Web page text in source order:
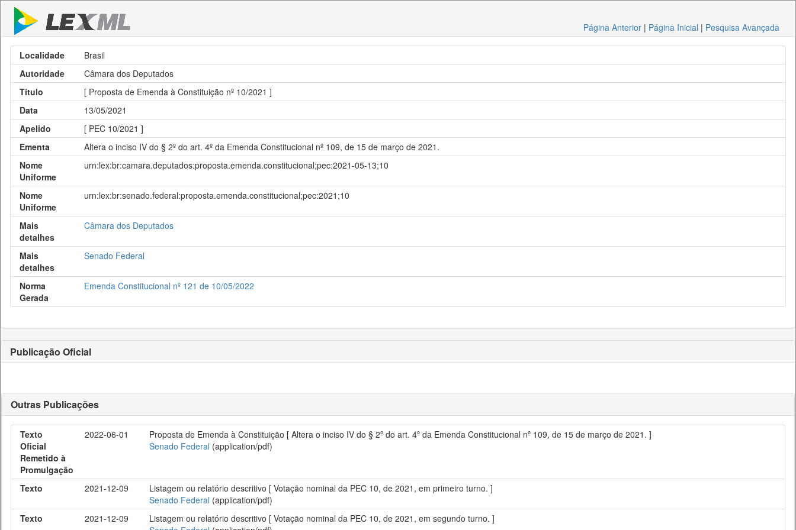
Página Anterior | Página Inicial | Pesquisa Avançada
Localidade
Brasil
Autoridade
Câmara dos Deputados
Título
[ Proposta de Emenda à Constituição nº 10/2021 ]
Data
13/05/2021
Apelido
[ PEC 10/2021 ]
Ementa
Altera o inciso IV do § 2º do art. 4º da Emenda Constitucional nº 109, de 15 de março de 2021.
Nome
Uniforme
urn:lex:br:camara.deputados:proposta.emenda.constitucional;pec:2021-05-13;10
Nome
Uniforme
urn:lex:br:senado.federal:proposta.emenda.constitucional;pec:2021;10
Mais
detalhes
Câmara dos Deputados
Mais
detalhes
Senado Federal
Norma
Gerada
Emenda Constitucional nº 121 de 10/05/2022
Publicação Oficial
Outras Publicações
Texto
Oficial
Remetido à
Promulgação
2022-06-01
Proposta de Emenda à Constituição [ Altera o inciso IV do § 2º do art. 4º da Emenda Constitucional nº 109, de 15 de março de 2021. ]
Senado Federal (application/pdf)
Texto 2021-12-09
Listagem ou relatório descritivo [ Votação nominal da PEC 10, de 2021, em primeiro turno. ]
Senado Federal (application/pdf)
Texto
2021-12-09
Listagem ou relatório descritivo [ Votação nominal da PEC 10, de 2021, em segundo turno. ]